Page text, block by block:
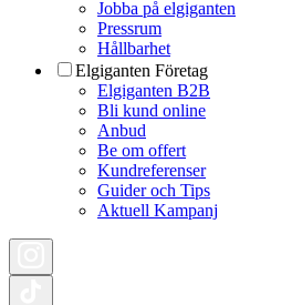
Jobba på elgiganten
Pressrum
Hållbarhet
Elgiganten Företag
Elgiganten B2B
Bli kund online
Anbud
Be om offert
Kundreferenser
Guider och Tips
Aktuell Kampanj